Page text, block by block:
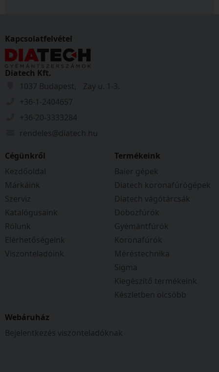
Kapcsolatfelvétel
Diatech Kft.
1037 Budapest, Zay u. 1-3.
+36-1-2404657
+36-20-3333284
rendeles@diatech.hu
Cégünkről
Kezdőoldal
Márkáink
Szerviz
Katalógusaink
Rólunk
Elérhetőségeink
Viszonteladóink
Termékeink
Baier gépek
Diatech koronafúrógépek
Diatech vágótárcsák
Dobozfúrók
Gyémántfúrók
Koronafúrók
Méréstechnika
Sigma
Kiegészítő termékeink
Készletben olcsóbb
Webáruház
Bejelentkezés viszonteladóknak